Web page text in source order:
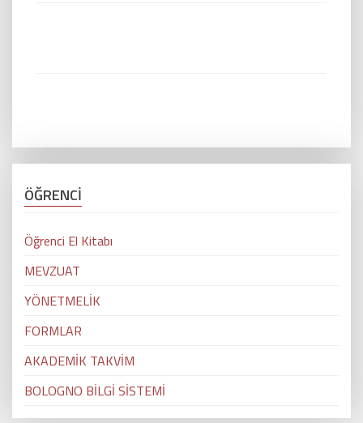
ÖĞRENCİ
Öğrenci El Kitabı
MEVZUAT
YÖNETMELİK
FORMLAR
AKADEMİK TAKVİM
BOLOGNO BİLGİ SİSTEMİ